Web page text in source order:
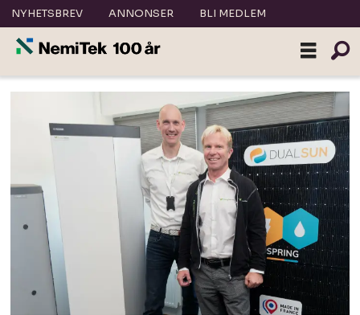
NYHETSBREV ANNONSER BLI MEDLEM
Tag:
energiverket